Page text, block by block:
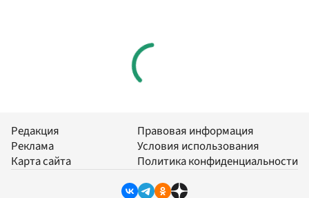
Редакция
Реклама
Карта сайта
Правовая информация
Условия использования
Политика конфиденциальности